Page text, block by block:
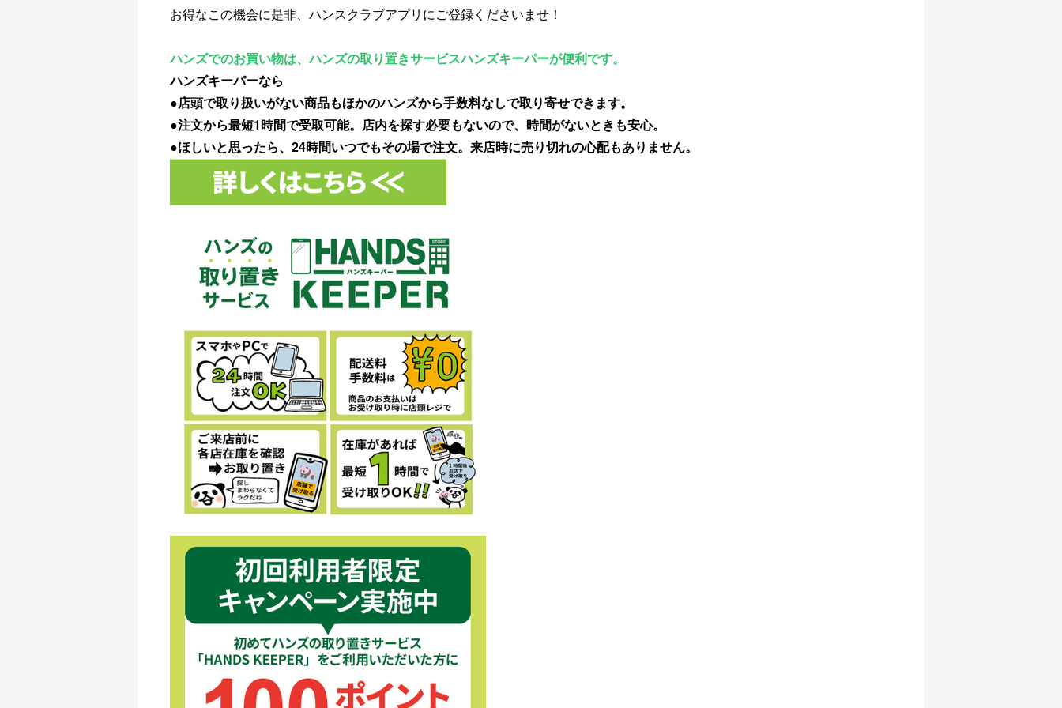
お得なこの機会に是非、ハンスクラブアプリにご登録くださいませ！
ハンズでのお買い物は、ハンズの取り置きサービスハンズキーパーが便利です。
ハンズキーパーなら
●店頭で取り扱いがない商品もほかのハンズから手数料なしで取り寄せできます。
●注文から最短1時間で受取可能。店内を探す必要もないので、時間がないときも安心。
●ほしいと思ったら、24時間いつでもその場で注文。来店時に売り切れの心配もありません。